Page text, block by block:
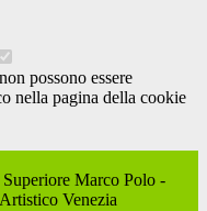
possono essere
nella pagina della cookie
Marco Polo -
Venezia